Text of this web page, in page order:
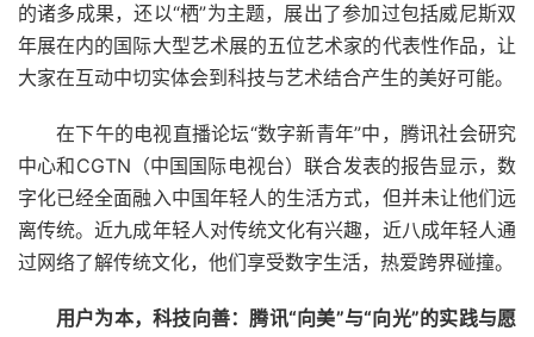
的诸多成果，还以“栖”为主题，展出了参加过包括威尼斯双
年展在内的国际大型艺术展的五位艺术家的代表性作品，让
大家在互动中切实体会到科技与艺术结合产生的美好可能。
在下午的电视直播论坛“数字新青年”中，腾讯社会研究
中心和CGTN（中国国际电视台）联合发表的报告显示，数
字化已经全面融入中国年轻人的生活方式，但并未让他们远
离传统。近九成年轻人对传统文化有兴趣，近八成年轻人通
过网络了解传统文化，他们享受数字生活，热爱跨界碰撞。
用户为本，科技向善：腾讯“向美”与“向光”的实践与愿